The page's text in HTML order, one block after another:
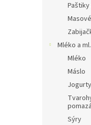
Mléko a
Mléko
Máslo
Jogurty
Sýry